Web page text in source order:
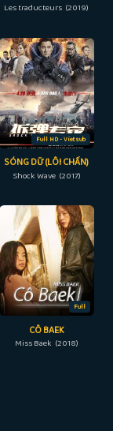
Les traducteurs (2019)
Full HD - Vietsub
SÓNG DỮ (LÔI CHẤN)
Shock Wave (2017)
Full
CÔ BAEK
Miss Baek (2018)